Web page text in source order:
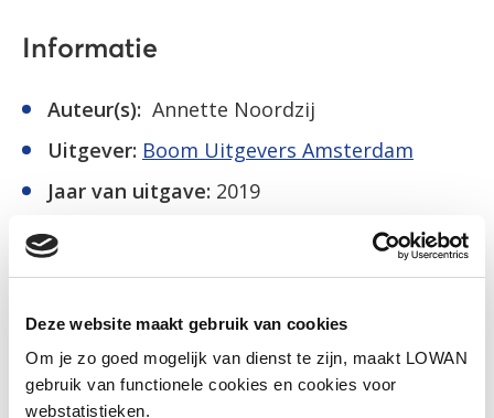
Deze website maakt gebruik van cookies
Om je zo goed mogelijk van dienst te zijn, maakt LOWAN
gebruik van functionele cookies en cookies voor
webstatistieken.
Informatie
Auteur(s): Annette Noordzij
Uitgever: Boom Uitgevers Amsterdam
Jaar van uitgave: 2019
ISBN:
Naar het lesmateriaal